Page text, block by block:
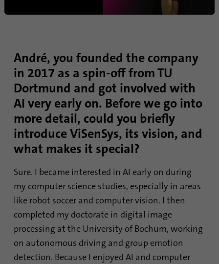
André, you founded the company
in 2017 as a spin-off from TU
Dortmund and got involved with
AI very early on. Before we go into
more detail, could you briefly
introduce ViSenSys, its vision, and
what makes it special?
Sure. I became interested in AI early on during
my computer science studies, especially in areas
like robot soccer and computer vision. I then
completed my doctorate in digital image
processing at the University of Bochum, working
on autonomous driving and group emotion
detection. Because I enjoyed AI and computer
Fournisseur Google Analytics
Durée 1 minute
Objetif
Google utilise ce cookie pour différencier
les utilisateurs.
Nom bcookie
Fournisseur .linkedin.com
Durée 1 an
Objetif
Ce cookie est un identifiant du navigateur.
Cela identifie de manière unique les
appareils qui accèdent à LinkedIn afin de
détecter une utilisation abusive de la
plateforme.